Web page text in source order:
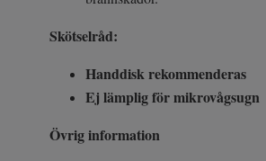
Skötselråd:
Handdisk rekommenderas
Ej lämplig för mikrovågsugn
Övrig information